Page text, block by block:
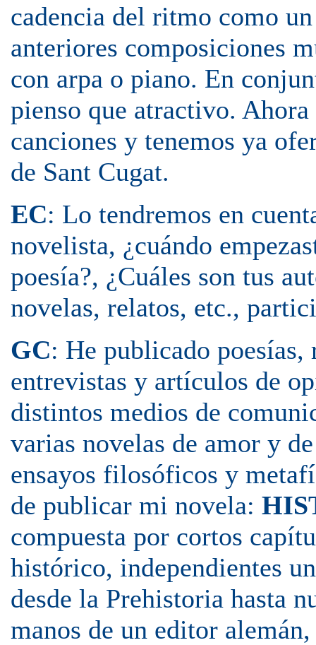
cadencia del ritmo como
anteriores composiciones
con arpa o piano. En
pienso que atractivo. Ahora
canciones y tenemos ya
de Sant Cugat.
EC: Lo tendremos en
novelista, ¿cuándo
poesía?, ¿Cuáles son tus
novelas, relatos, etc.,
GC: He publicado
entrevistas y artículos de
distintos medios de
varias novelas de amor y
ensayos filosóficos y
de publicar mi novela:
compuesta por cortos
histórico, independientes
desde la Prehistoria hasta
manos de un editor